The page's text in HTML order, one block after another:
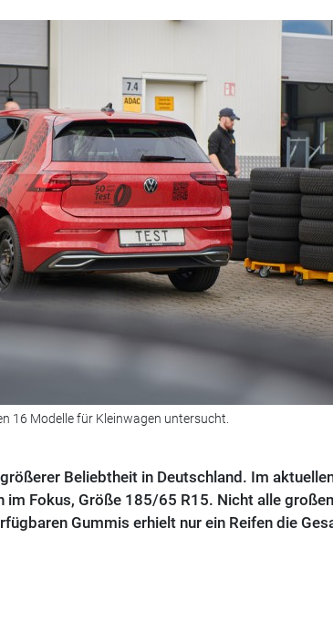
16 Modelle für Kleinwagen untersucht.
Beliebtheit in Deutschland. Im
im Fokus, Größe 185/65 R15. Nicht alle
Gummis erhielt nur ein Reifen die